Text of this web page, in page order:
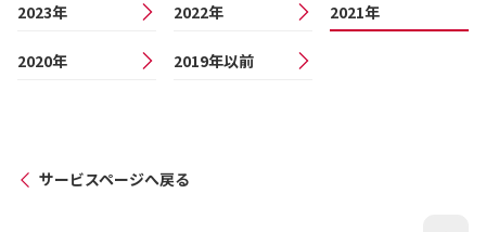
2023年 2022年 2021年
2020年 2019年以前
サービスページへ戻る